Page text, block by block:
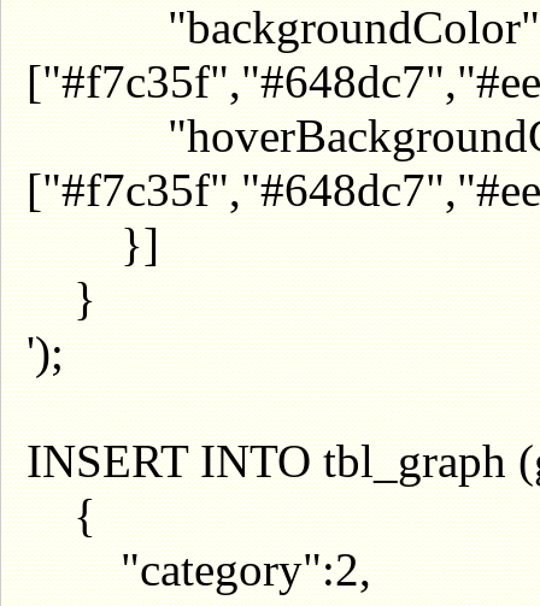
}]
}
');
INSERT INTO tbl_graph
{
"category":2,